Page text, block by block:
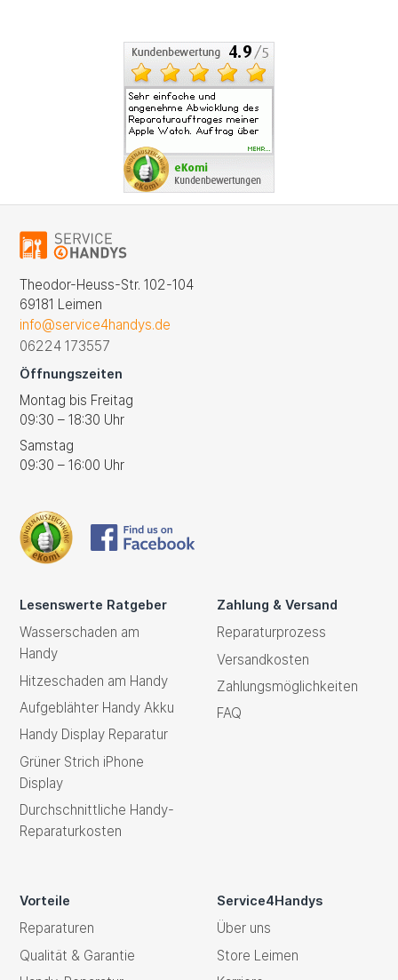
Theodor-Heuss-Str. 102-104
69181 Leimen
info@service4handys.de
06224 173557
Öffnungszeiten
Montag bis Freitag
09:30 – 18:30 Uhr
Samstag
09:30 – 16:00 Uhr
Lesenswerte Ratgeber
Wasserschaden am
Handy
Hitzeschaden am Handy
Aufgeblähter Handy Akku
Handy Display Reparatur
Grüner Strich iPhone
Display
Durchschnittliche Handy-
Reparaturkosten
Zahlung & Versand
Reparaturprozess
Versandkosten
Zahlungsmöglichkeiten
FAQ
Vorteile
Reparaturen
Qualität & Garantie
Service4Handys
Über uns
Store Leimen